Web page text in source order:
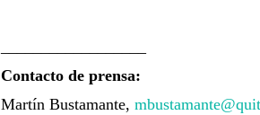
Contacto de prensa:
Martín Bustamante,